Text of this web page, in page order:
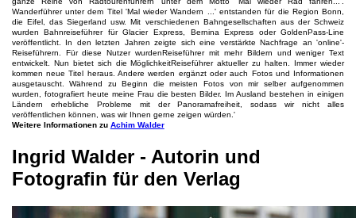
Wanderführer unter dem Titel 'Mal wieder Wandern ...' entstanden für die Region Bonn,
die Eifel, das Siegerland usw. Mit verschiedenen Bahngesellschaften aus der Schweiz
wurden Bahnreiseführer für Glacier Express, Bernina Express oder GoldenPass-Line
veröffentlicht. In den letzten Jahren zeigte sich eine verstärkte Nachfrage an 'online'-
Reiseführern. Für diese Nutzer wurdenReiseführer mit mehr Bildern und weniger Text
entwickelt. Nun bietet sich die MöglichkeitReiseführer aktueller zu halten. Immer wieder
kommen neue Titel heraus. Andere werden ergänzt oder auch Fotos und Informationen
ausgetauscht. Während zu Beginn die meisten Fotos von mir selber aufgenommen
wurden, fotografiert heute meine Frau die besten Bilder. Im Ausland bestehen in einigen
Ländern erhebliche Probleme mit der Panoramafreiheit, sodass wir nicht alles
veröffentlichen können, was wir Ihnen gerne zeigen würden.'
Weitere Informationen zu Achim Walder
Ingrid Walder - Autorin und
Fotografin für den Verlag